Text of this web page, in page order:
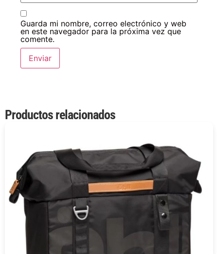
Guarda mi nombre, correo electrónico y web
en este navegador para la próxima vez que
comente.
Productos relacionados